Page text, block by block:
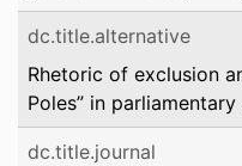
dc.title.alternative
Rhetoric of exclusion
Poles” in
dc.title.journal